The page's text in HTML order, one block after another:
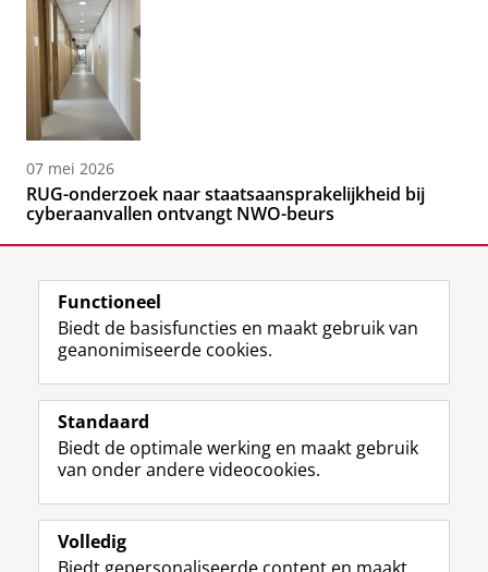
07 mei 2026
RUG-onderzoek naar staatsaansprakelijkheid bij
cyberaanvallen ontvangt NWO-beurs
Volg de RUG
F
a
e
b
o
p
L
i
k
e
I
-
R
S
-
f
e
R
I
n
t
r
m
Y
o
T
e
k
Studiekiezers
Alumni
Functioneel
Biedt de basisfuncties en maakt gebruik van
geanonimiseerde cookies.
Standaard
Biedt de optimale werking en maakt gebruik
van onder andere videocookies.
Volledig